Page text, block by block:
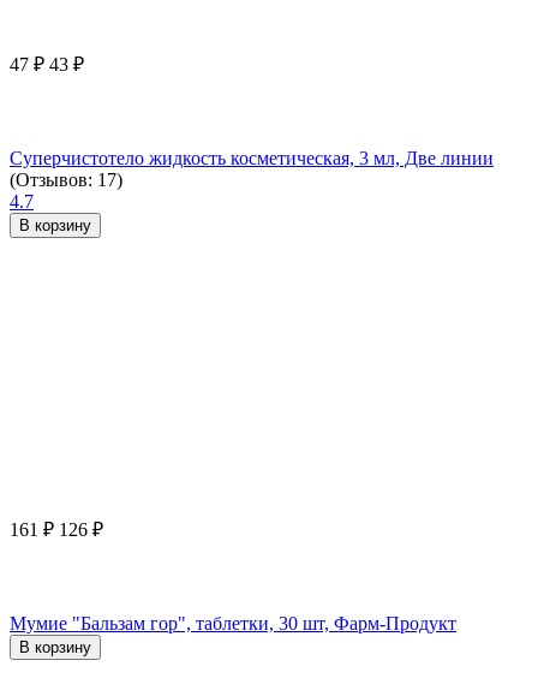
47 ₽ 43 ₽
Суперчистотело жидкость косметическая, 3 мл, Две линии
(Отзывов: 17)
4.7
В корзину
161 ₽ 126 ₽
Мумие "Бальзам гор", таблетки, 30 шт, Фарм-Продукт
В корзину